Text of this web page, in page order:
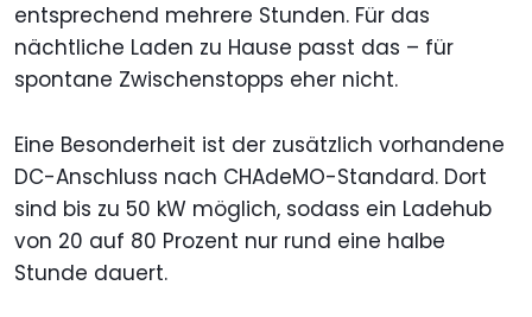
entsprechend mehrere Stunden. Für das
nächtliche Laden zu Hause passt das – für
spontane Zwischenstopps eher nicht.
Eine Besonderheit ist der zusätzlich vorhandene
DC-Anschluss nach CHAdeMO-Standard. Dort
sind bis zu 50 kW möglich, sodass ein Ladehub
von 20 auf 80 Prozent nur rund eine halbe
Stunde dauert.